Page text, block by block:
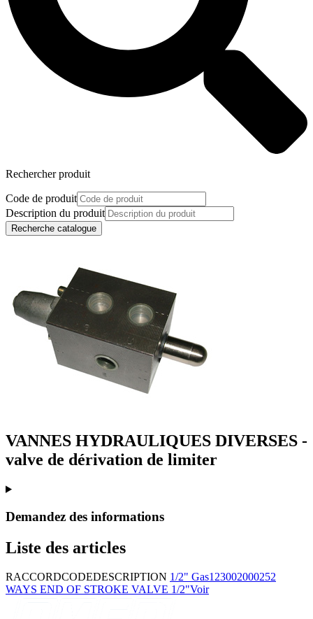
Rechercher produit
Code de produit
Description du produit
Recherche catalogue
VANNES HYDRAULIQUES DIVERSES -
valve de dérivation de limiter
Demandez des informations
Liste des articles
RACCORDCODEDESCRIPTION 1/2" Gas123002000252
WAYS END OF STROKE VALVE 1/2"Voir